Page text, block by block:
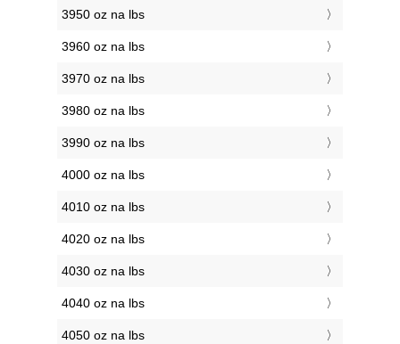
3950 oz na lbs
3960 oz na lbs
3970 oz na lbs
3980 oz na lbs
3990 oz na lbs
4000 oz na lbs
4010 oz na lbs
4020 oz na lbs
4030 oz na lbs
4040 oz na lbs
4050 oz na lbs